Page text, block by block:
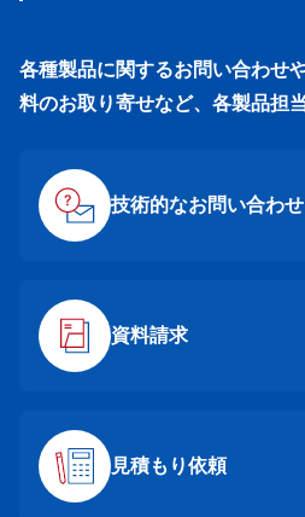
各種製品に関するお問い合わせ
料のお取り寄せなど、各製品担
技術的なお問い合わせ
資料請求
見積もり依頼